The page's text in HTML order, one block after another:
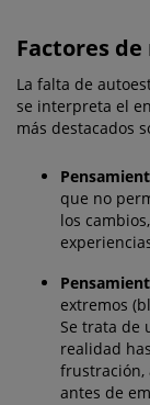
Factores de
La falta de
se interpreta el
más destacados
que no
los
extremos
Se trata de
realidad
frustración,
antes de